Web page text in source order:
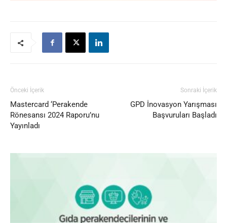
Önceki İçerik
Mastercard ‘Perakende
Rönesansı 2024 Raporu’nu
Yayınladı
Sonraki İçerik
GPD İnovasyon Yarışması
Başvuruları Başladı